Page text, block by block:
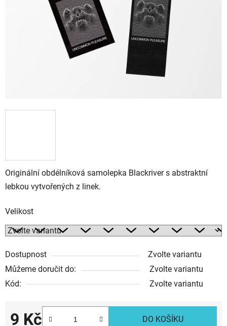
Originální obdélníková samolepka Blackriver s abstraktní
lebkou vytvořených z linek.
Velikost
Dostupnost
Zvolte variantu
Můžeme doručit do:
Zvolte variantu
Kód:
Zvolte variantu
9 Kč DO KOŠÍKU